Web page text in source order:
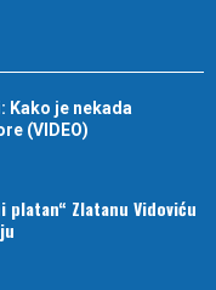
Kako je nekada
(VIDEO)
platan“ Zlatanu Vidoviću